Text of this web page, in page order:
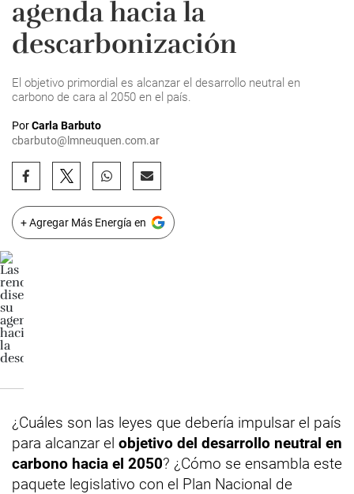
agenda hacia la
descarbonización
El objetivo primordial es alcanzar el desarrollo neutral en
carbono de cara al 2050 en el país.
PorCarla Barbuto
cbarbuto@lmneuquen.com.ar
+ Agregar Más Energía en
¿Cuáles son las leyes que debería impulsar el país
para alcanzar el objetivo del desarrollo neutral en
carbono hacia el 2050? ¿Cómo se ensambla este
paquete legislativo con el Plan Nacional de